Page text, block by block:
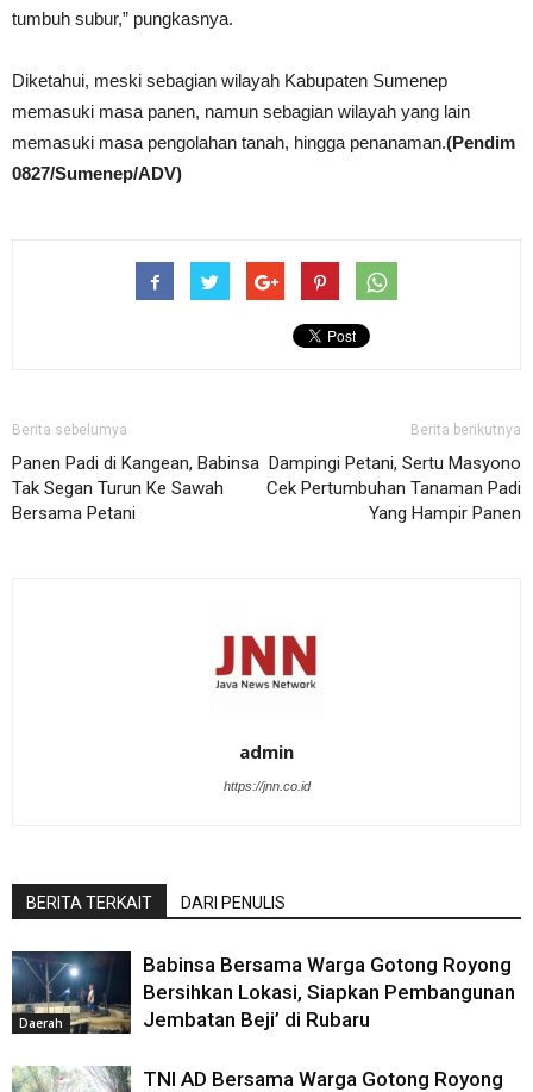
tumbuh subur,” pungkasnya.
Diketahui, meski sebagian wilayah Kabupaten Sumenep
memasuki masa panen, namun sebagian wilayah yang lain
memasuki masa pengolahan tanah, hingga penanaman.(Pendim
0827/Sumenep/ADV)
Berita sebelumya
Panen Padi di Kangean, Babinsa
Tak Segan Turun Ke Sawah
Bersama Petani
Berita berikutnya
Dampingi Petani, Sertu Masyono
Cek Pertumbuhan Tanaman Padi
Yang Hampir Panen
admin
https://jnn.co.id
BERITA TERKAIT DARI PENULIS
Daerah
Babinsa Bersama Warga Gotong Royong
Bersihkan Lokasi, Siapkan Pembangunan
Jembatan Beji’ di Rubaru
TNI AD Bersama Warga Gotong Royong